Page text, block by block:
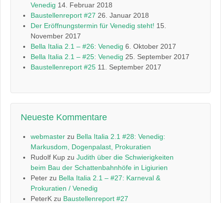
Venedig 14. Februar 2018
Baustellenreport #27 26. Januar 2018
Der Eröffnungstermin für Venedig steht! 15.
November 2017
Bella Italia 2.1 – #26: Venedig 6. Oktober 2017
Bella Italia 2.1 – #25: Venedig 25. September 2017
Baustellenreport #25 11. September 2017
Neueste Kommentare
webmaster zu Bella Italia 2.1 #28: Venedig:
Markusdom, Dogenpalast, Prokuratien
Rudolf Kup zu Judith über die Schwierigkeiten
beim Bau der Schattenbahnhöfe in Ligiurien
Peter zu Bella Italia 2.1 – #27: Karneval &
Prokuratien / Venedig
PeterK zu Baustellenreport #27